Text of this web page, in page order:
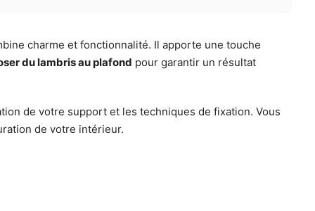
charme et fonctionnalité. Il apporte une touche
du lambris au plafond pour garantir un résultat
de votre support et les techniques de fixation. Vous
de votre intérieur.